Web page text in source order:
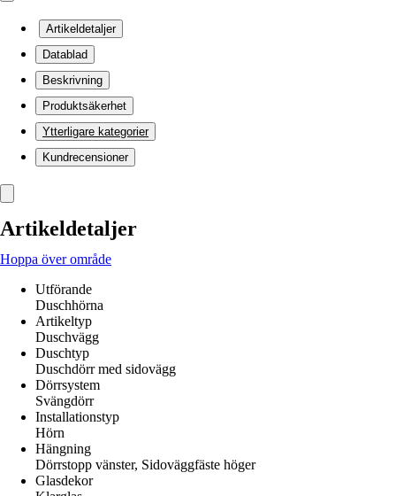
Artikeldetaljer
Datablad
Beskrivning
Produktsäkerhet
Ytterligare kategorier
Kundrecensioner
Artikeldetaljer
Hoppa över område
Utförande
Duschhörna
Artikeltyp
Duschvägg
Duschtyp
Duschdörr med sidovägg
Dörrsystem
Svängdörr
Installationstyp
Hörn
Hängning
Dörrstopp vänster, Sidoväggfäste höger
Glasdekor